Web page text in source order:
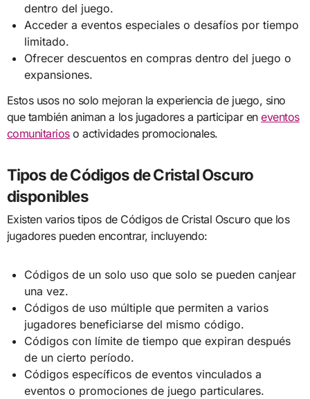
dentro del juego.
Acceder a eventos especiales o desafíos por tiempo
limitado.
Ofrecer descuentos en compras dentro del juego o
expansiones.
Estos usos no solo mejoran la experiencia de juego, sino
que también animan a los jugadores a participar eneventos
comunitarioso actividades promocionales.
Tipos de Códigos de Cristal Oscuro
disponibles
Existen varios tipos de Códigos de Cristal Oscuro que los
jugadores pueden encontrar, incluyendo:
Códigos de un solo uso que solo se pueden canjear
una vez.
Códigos de uso múltiple que permiten a varios
jugadores beneficiarse del mismo código.
Códigos con límite de tiempo que expiran después
de un cierto período.
Códigos específicos de eventos vinculados a
eventos o promociones de juego particulares.